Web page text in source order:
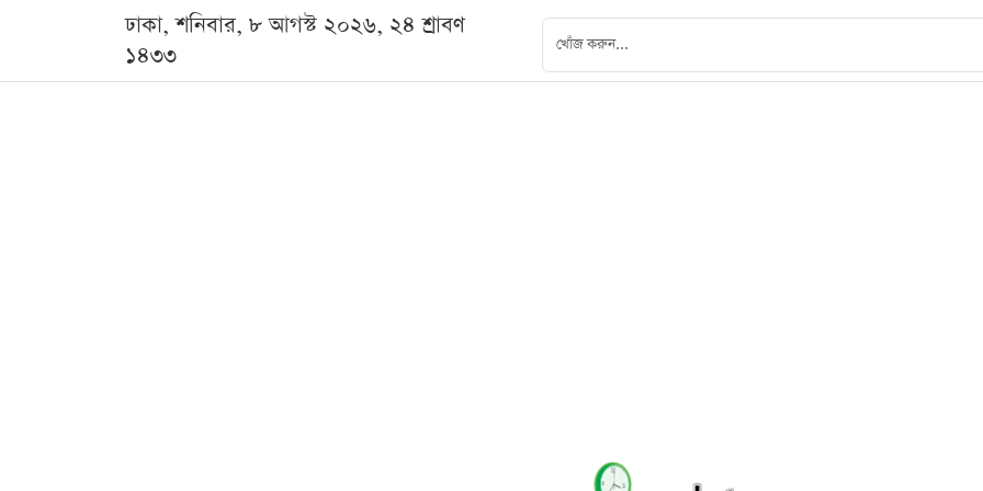
ঢাকা, শনিবার, ৮ আগস্ট ২০২৬, ২৪ শ্রাবণ
১৪৩৩